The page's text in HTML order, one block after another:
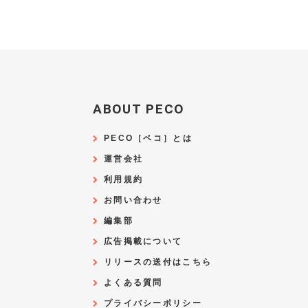
ABOUT PECO
PECO［ペコ］とは
運営会社
利用規約
お問い合わせ
編集部
広告掲載について
リリースの送付はこちら
よくある質問
プライバシーポリシー